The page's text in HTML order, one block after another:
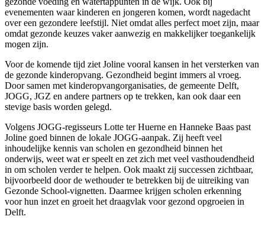
evenementen waar kinderen en jongeren komen, wordt nagedacht
over een gezondere leefstijl. Niet omdat alles perfect moet zijn, maar
omdat gezonde keuzes vaker aanwezig en makkelijker toegankelijk
mogen zijn.
Voor de komende tijd ziet Joline vooral kansen in het versterken van
de gezonde kinderopvang. Gezondheid begint immers al vroeg.
Door samen met kinderopvangorganisaties, de gemeente Delft,
JOGG, JGZ en andere partners op te trekken, kan ook daar een
stevige basis worden gelegd.
Volgens JOGG-regisseurs Lotte ter Huerne en Hanneke Baas past
Joline goed binnen de lokale JOGG-aanpak. Zij heeft veel
inhoudelijke kennis van scholen en gezondheid binnen het
onderwijs, weet wat er speelt en zet zich met veel vasthoudendheid
in om scholen verder te helpen. Ook maakt zij successen zichtbaar,
bijvoorbeeld door de wethouder te betrekken bij de uitreiking van
Gezonde School-vignetten. Daarmee krijgen scholen erkenning
voor hun inzet en groeit het draagvlak voor gezond opgroeien in
Delft.